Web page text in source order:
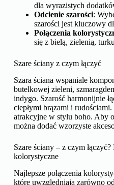
dla wyrazistych
Odcienie szarości:
szarości jest kluczowy
Połączenia
się z bielą, zielenią,
Szare ściany z czym łączyć
Szara ściana wspaniale
butelkowej zieleni,
indygo. Szarość harmonijnie
ciepłymi brązami i
atrakcyjne w stylu boho. Aby
można dodać wzorzyste
Szare ściany – z czym łączyć?
kolorystyczne
Najlepsze połączenia
które uwzględniają zarówno